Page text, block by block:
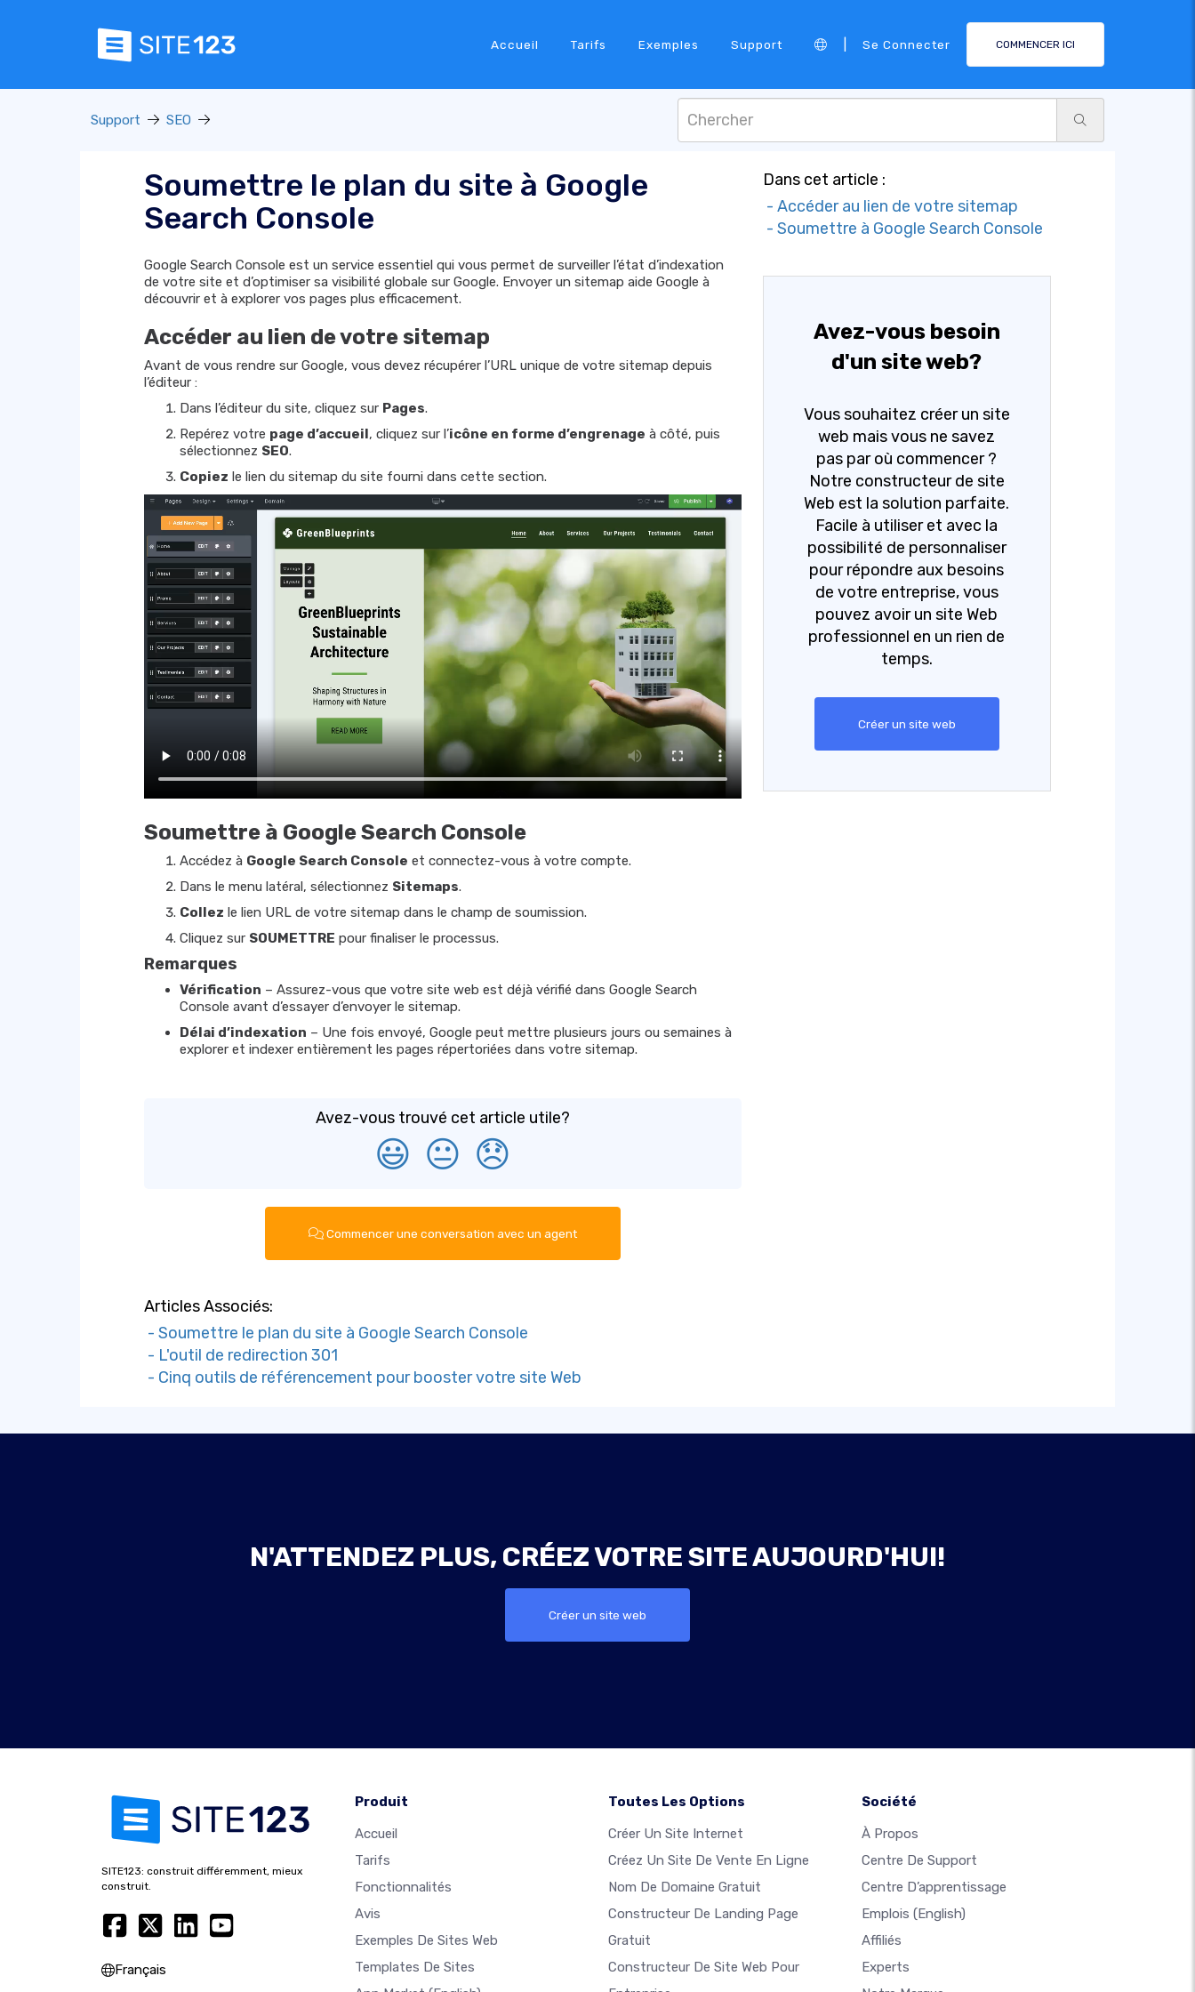
Accueil Tarifs Exemples Support Se Connecter COMMENCER ICI
Support SEO
Soumettre le plan du site à Google
Search Console
Google Search Console est un service essentiel qui vous permet de surveiller l’état d’indexation
de votre site et d’optimiser sa visibilité globale sur Google. Envoyer un sitemap aide Google à
découvrir et à explorer vos pages plus efficacement.
Accéder au lien de votre sitemap
Avant de vous rendre sur Google, vous devez récupérer l’URL unique de votre sitemap depuis
l’éditeur :
Dans l’éditeur du site, cliquez sur Pages.
Repérez votre page d’accueil, cliquez sur l’icône en forme d’engrenage à côté, puis
sélectionnez SEO.
Copiez le lien du sitemap du site fourni dans cette section.
Soumettre à Google Search Console
Accédez à Google Search Console et connectez-vous à votre compte.
Dans le menu latéral, sélectionnez Sitemaps.
Collez le lien URL de votre sitemap dans le champ de soumission.
Cliquez sur SOUMETTRE pour finaliser le processus.
Remarques
Vérification – Assurez-vous que votre site web est déjà vérifié dans Google Search
Console avant d’essayer d’envoyer le sitemap.
Délai d’indexation – Une fois envoyé, Google peut mettre plusieurs jours ou semaines à
explorer et indexer entièrement les pages répertoriées dans votre sitemap.
Avez-vous trouvé cet article utile?
😃 😐 😞
Commencer une conversation avec un agent
Articles Associés:
- Soumettre le plan du site à Google Search Console
- L'outil de redirection 301
- Cinq outils de référencement pour booster votre site Web
Dans cet article :
- Accéder au lien de votre sitemap
- Soumettre à Google Search Console
Avez-vous besoin
d'un site web?
Vous souhaitez créer un site
web mais vous ne savez
pas par où commencer ?
Notre constructeur de site
Web est la solution parfaite.
Facile à utiliser et avec la
possibilité de personnaliser
pour répondre aux besoins
de votre entreprise, vous
pouvez avoir un site Web
professionnel en un rien de
temps.
Créer un site web
N'ATTENDEZ PLUS, CRÉEZ VOTRE SITE AUJOURD'HUI!
Créer un site web
SITE123: construit différemment, mieux
construit.
Français
Produit
Accueil
Tarifs
Fonctionnalités
Avis
Exemples De Sites Web
Templates De Sites
Toutes Les Options
Créer Un Site Internet
Créez Un Site De Vente En Ligne
Nom De Domaine Gratuit
Constructeur De Landing Page
Gratuit
Constructeur De Site Web Pour
Société
À Propos
Centre De Support
Centre D’apprentissage
Emplois (English)
Affiliés
Experts